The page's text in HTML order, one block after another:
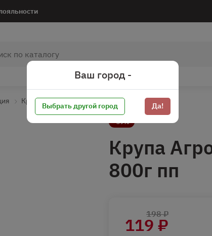
Крупы Крупа цельно зерновая
-39%
Крупа
800г пп
119 ₽
198 ₽
Ваш город -
Выбрать другой город Да!